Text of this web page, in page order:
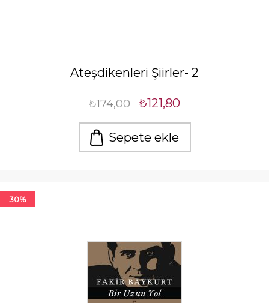
Ateşdikenleri Şiirler- 2
₺174,00 ₺121,80
Sepete ekle
30%